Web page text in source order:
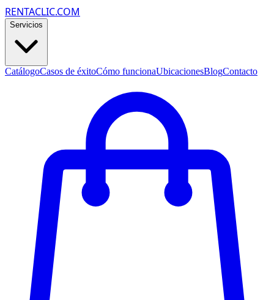
RENTACLIC.COM
Servicios
CatálogoCasos de éxitoCómo funcionaUbicacionesBlogContacto